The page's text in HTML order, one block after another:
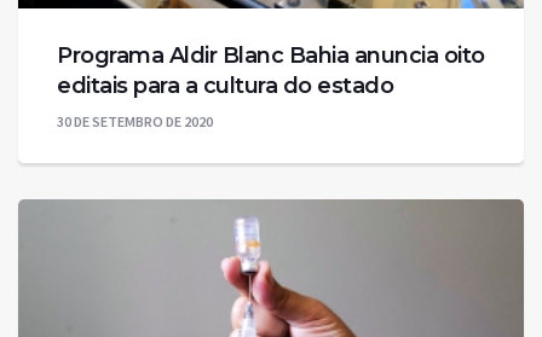
Programa Aldir Blanc Bahia anuncia oito
editais para a cultura do estado
30 DE SETEMBRO DE 2020